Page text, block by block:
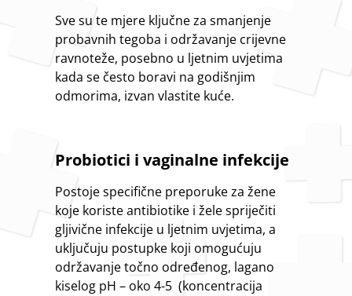
Sve su te mjere ključne za smanjenje
probavnih tegoba i održavanje crijevne
ravnoteže, posebno u ljetnim uvjetima
kada se često boravi na godišnjim
odmorima, izvan vlastite kuće.
Probiotici i vaginalne infekcije
Postoje specifične preporuke za žene
koje koriste antibiotike i žele spriječiti
gljivične infekcije u ljetnim uvjetima, a
uključuju postupke koji omogućuju
održavanje točno određenog, lagano
kiselog pH – oko 4-5 (koncentracija